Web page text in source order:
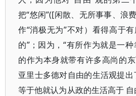
把“悠闲”([闲散、无所事事、浪
作“消极无为”不对）看得高于
的”；因为，“有所作为就是一
的作为本身就带有许多高尚的
亚里士多德对自由的生活观提
等于他就认为从政的生活高于